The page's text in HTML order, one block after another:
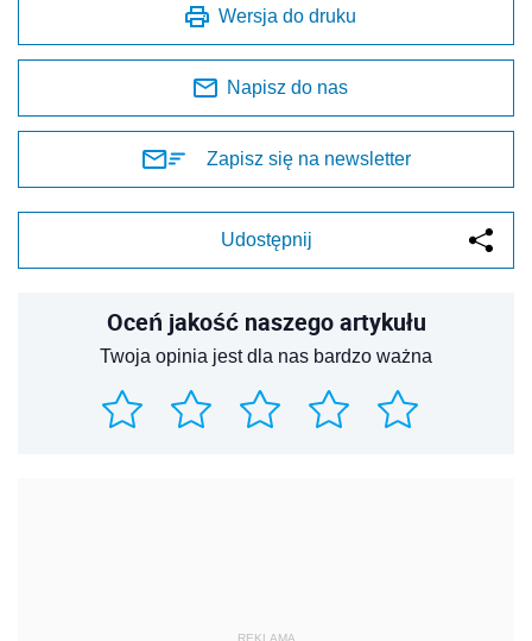
Wersja do druku
Napisz do nas
Zapisz się na newsletter
Udostępnij
Oceń jakość naszego artykułu
Twoja opinia jest dla nas bardzo ważna